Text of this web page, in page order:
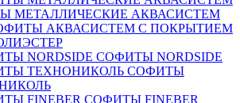
МЕТАЛЛИЧЕСКИЕ АКВАСИСТЕМ
АКВАСИСТЕМ С ПОКРЫТИЕМ
СОФИТЫ NORDSIDE
СОФИТЫ
СОФИТЫ FINEBER